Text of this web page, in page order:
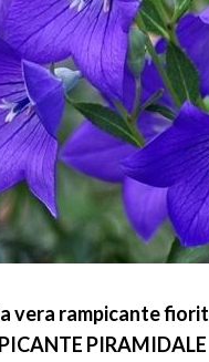
vera rampicante
PIRAMIDALE